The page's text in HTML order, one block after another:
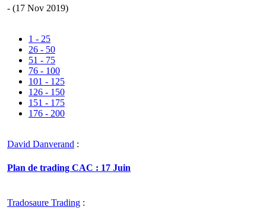
- (17 Nov 2019)
1 - 25
26 - 50
51 - 75
76 - 100
101 - 125
126 - 150
151 - 175
176 - 200
David Danverand :
Plan de trading CAC : 17 Juin
Tradosaure Trading :